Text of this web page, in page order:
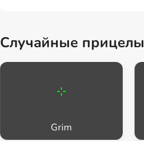
Случайные прицелы
Grim